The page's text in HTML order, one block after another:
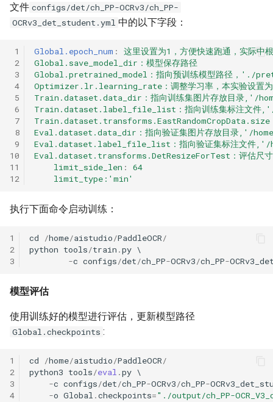
文件 configs/det/ch_PP-OCRv3/ch_PP-
OCRv3_det_student.yml 中的以下字段：
1
2
3
4
5
6
7
8
9
10
11
12
Global.epoch_num :
这里设置为1，方便快速跑通，实际中
Global.save_model_dir：模型保存路径
Global.pretrained_model：指向预训练模型路径，'./
Optimizer.lr.learning_rate：调整学习率，本实验设置
Train.dataset.data_dir：指向训练集图片存放目录,'/
Train.dataset.label_file_list：指向训练集标注文
Train.dataset.transforms.EastRandomCropData.size
Eval.dataset.data_dir：指向验证集图片存放目录,'/
Eval.dataset.label_file_list：指向验证集标注文
Eval.dataset.transforms.DetResizeForTest：评估尺寸
limit_side_len :
64
limit_type:'min'
执行下面命令启动训练：
1
2
3
cd /home/aistudio/PaddleOCR/
python tools/train .py
-c configs/det/ch_PP-OCRv3/ch_PP-
模型评估
使用训练好的模型进行评估，更新模型路径
Global.checkpoints :
1
2
3
4
cd /home/aistudio/PaddleOCR/
python3 tools/eval .py
-c configs/det/ch_PP-OCRv3/ch_PP-
-o Global .checkpoints="./output/ch_PP-